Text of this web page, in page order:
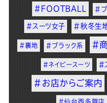
#FOOTBALL #ブ
#スーツ女子 #秋冬生
#裏地 #ブラック系 #
#ネイビースーツ #
#お店からご案内